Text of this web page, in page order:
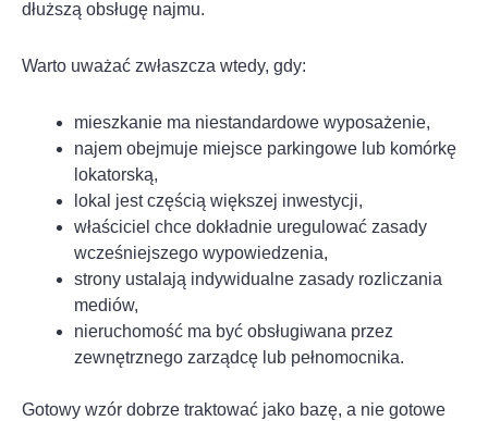
dłuższą obsługę najmu.
Warto uważać zwłaszcza wtedy, gdy:
mieszkanie ma niestandardowe wyposażenie,
najem obejmuje miejsce parkingowe lub komórkę
lokatorską,
lokal jest częścią większej inwestycji,
właściciel chce dokładnie uregulować zasady
wcześniejszego wypowiedzenia,
strony ustalają indywidualne zasady rozliczania
mediów,
nieruchomość ma być obsługiwana przez
zewnętrznego zarządcę lub pełnomocnika.
Gotowy wzór dobrze traktować jako bazę, a nie gotowe